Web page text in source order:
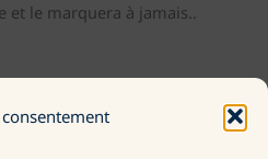
le marquera à jamais..
→